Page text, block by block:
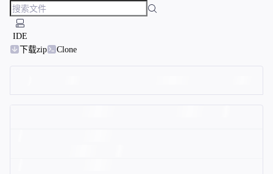
IDE
下载zip
Clone